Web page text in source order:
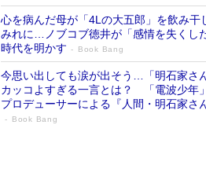
心を病んだ母が「4Lの大五郎」を飲み干
みれに…ノブコブ徳井が「感情を失くし
時代を明かす
Book Bang
今思い出しても涙が出そう…「明石家さ
カッコよすぎる一言とは？ 「電波少年
プロデューサーによる『人間・明石家さ
Book Bang